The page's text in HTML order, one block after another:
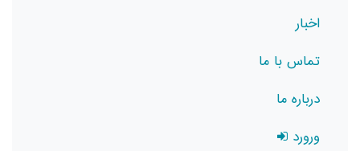
اخبار
تماس با ما
درباره ما
ورورد